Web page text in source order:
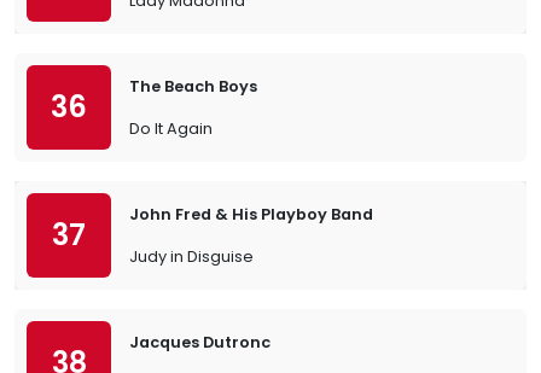
36
The Beach Boys
Do It Again
37
John Fred & His Playboy Band
Judy in Disguise
38
Jacques Dutronc